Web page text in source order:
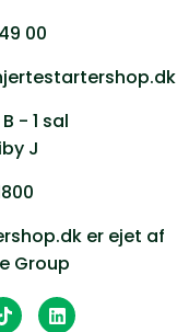
00
- 1 sal
J
er ejet af
Group